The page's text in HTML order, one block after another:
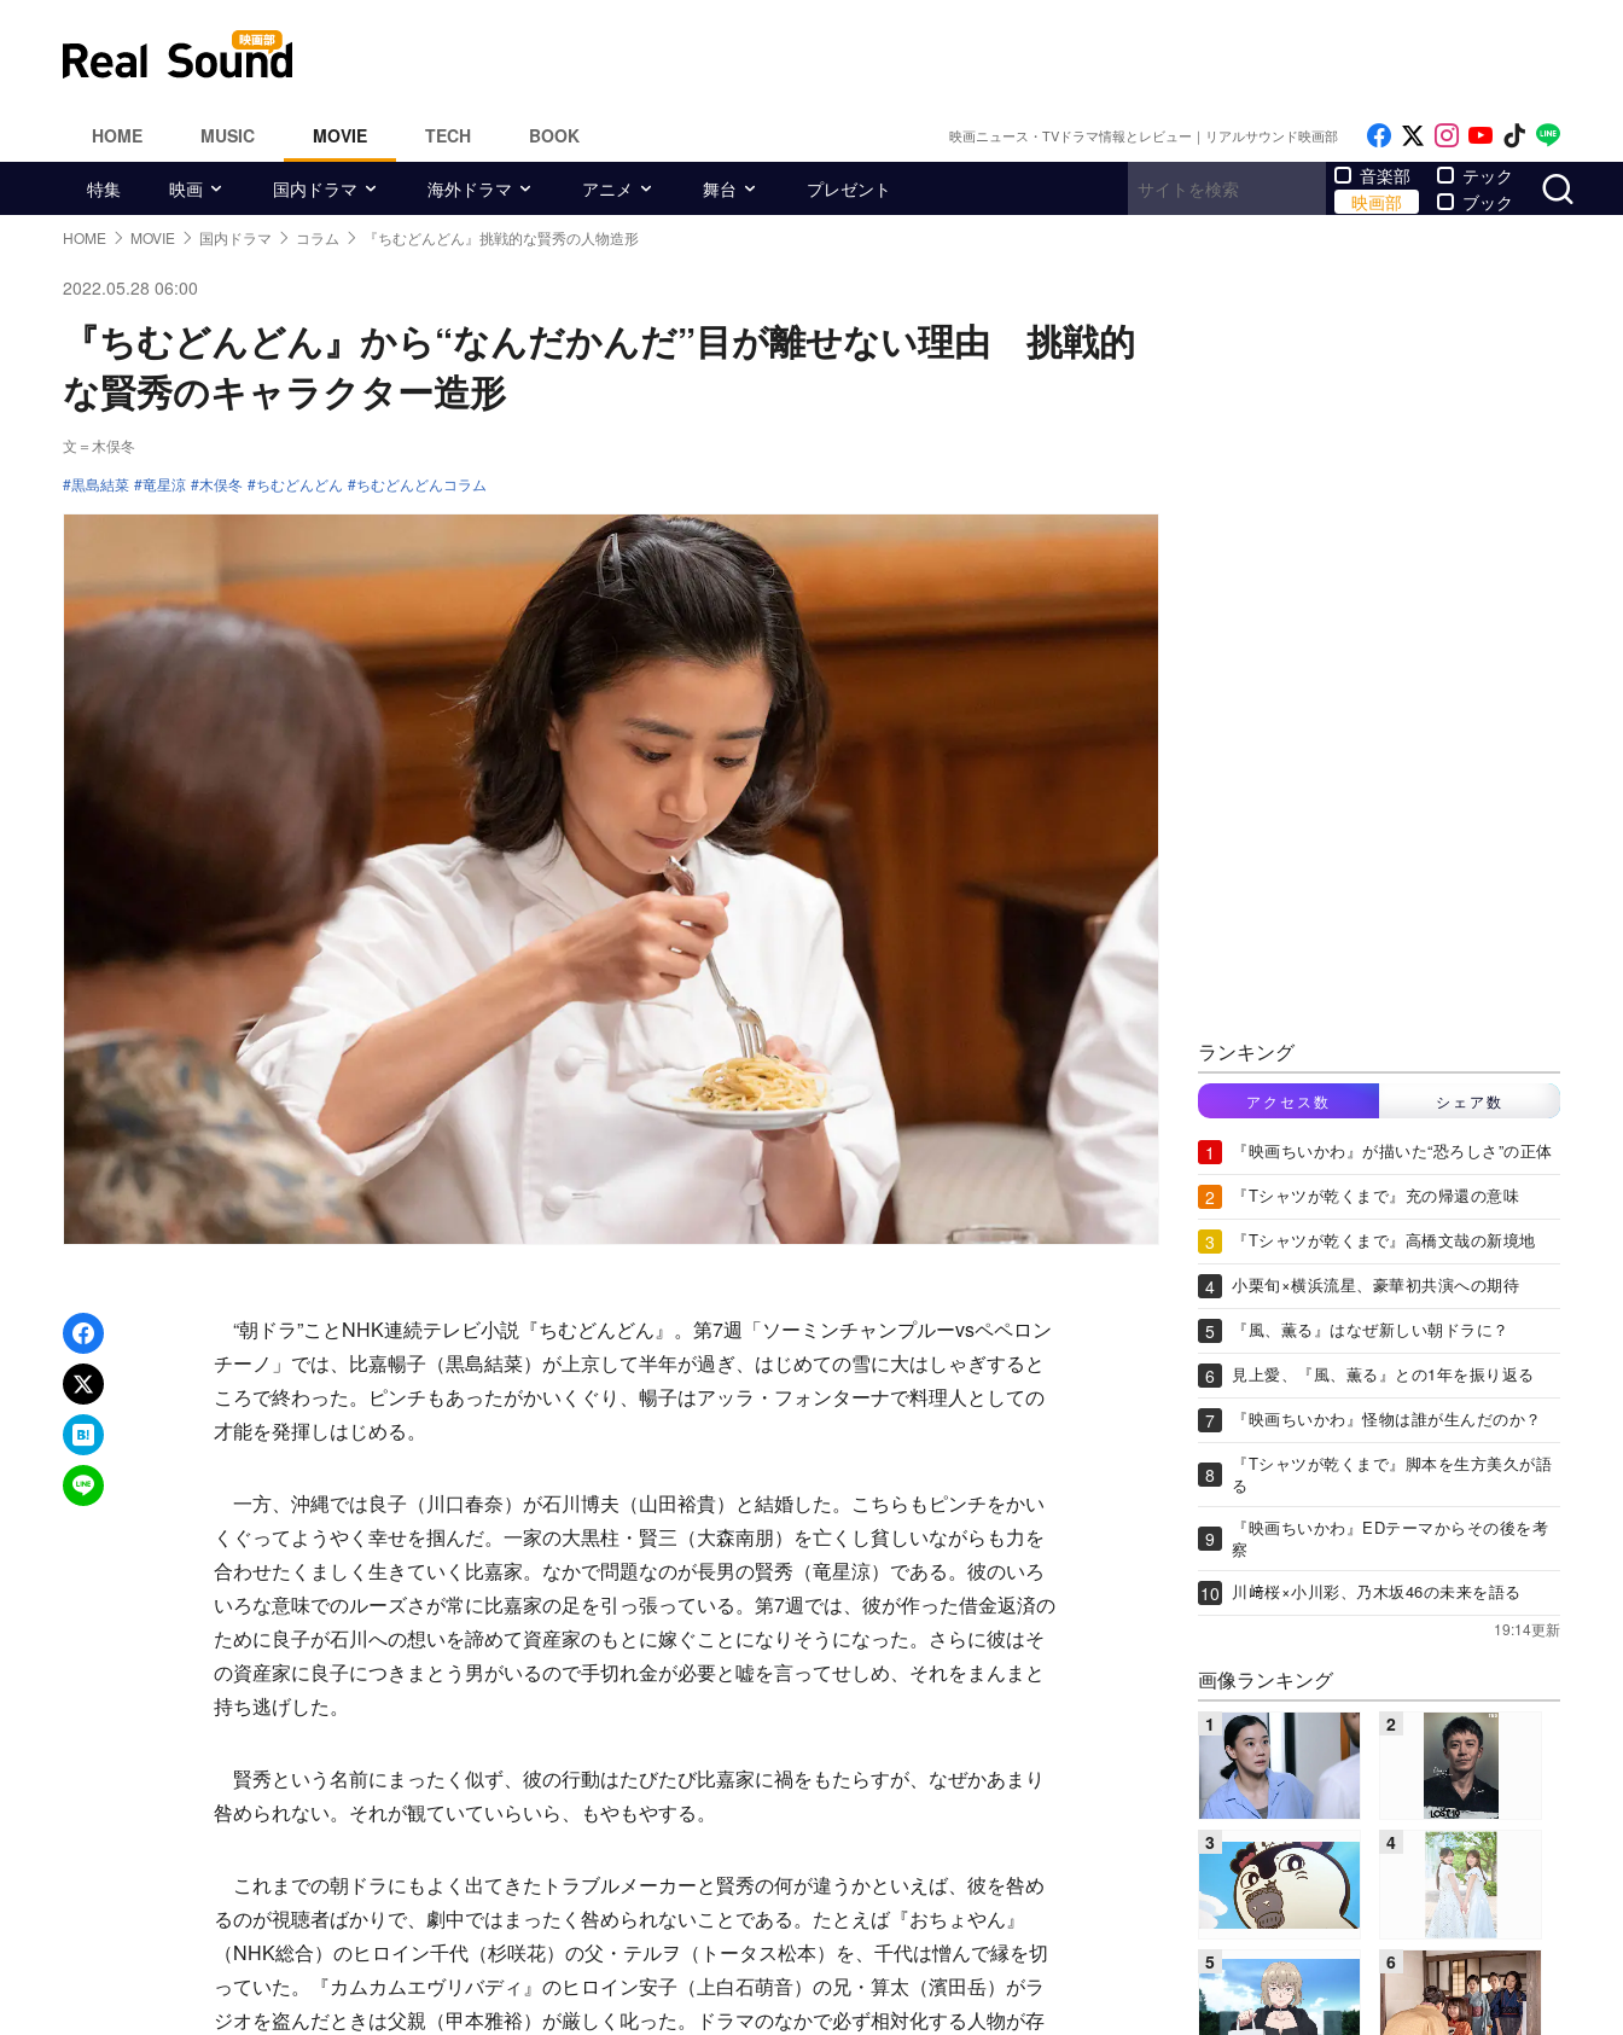
HOME MUSIC MOVIE TECH BOOK 映画ニュース・TVドラマ情報とレビュー｜リアルサウンド映画部 Like on Facebook
Follow on x
Follow on
Follow on
Follow
特集 映画 国内ドラマ 海外ドラマ アニメ 舞台 プレゼント
音楽部
映画部
テック
ブック
HOME MOVIE 国内ドラマ コラム 『ちむどんどん』挑戦的な賢秀の人物造形
2022.05.28 06:00
『ちむどんどん』から“なんだかんだ”目が離せない理由 挑戦的
な賢秀のキャラクター造形
文＝木俣冬
黒島結菜
竜星涼 木俣冬 ちむどんどん ちむどんどんコラム
Facebookでシェア
xでポスト
はてなブックマーク
LINEで送る
“朝ドラ”ことNHK連続テレビ小説『ちむどんどん』。第7週「ソーミンチャンプルーvsペペロン
チーノ」では、比嘉暢子（黒島結菜）が上京して半年が過ぎ、はじめての雪に大はしゃぎすると
ころで終わった。ピンチもあったがかいくぐり、暢子はアッラ・フォンターナで料理人としての
才能を発揮しはじめる。
一方、沖縄では良子（川口春奈）が石川博夫（山田裕貴）と結婚した。こちらもピンチをかい
くぐってようやく幸せを掴んだ。一家の大黒柱・賢三（大森南朋）を亡くし貧しいながらも力を
合わせたくましく生きていく比嘉家。なかで問題なのが長男の賢秀（竜星涼）である。彼のいろ
いろな意味でのルーズさが常に比嘉家の足を引っ張っている。第7週では、彼が作った借金返済の
ために良子が石川への想いを諦めて資産家のもとに嫁ぐことになりそうになった。さらに彼はそ
の資産家に良子につきまとう男がいるので手切れ金が必要と嘘を言ってせしめ、それをまんまと
持ち逃げした。
賢秀という名前にまったく似ず、彼の行動はたびたび比嘉家に禍をもたらすが、なぜかあまり
咎められない。それが観ていていらいら、もやもやする。
これまでの朝ドラにもよく出てきたトラブルメーカーと賢秀の何が違うかといえば、彼を咎め
るのが視聴者ばかりで、劇中ではまったく咎められないことである。たとえば『おちょやん』
（NHK総合）のヒロイン千代（杉咲花）の父・テルヲ（トータス松本）を、千代は憎んで縁を切
っていた。『カムカムエヴリバディ』のヒロイン安子（上白石萌音）の兄・算太（濱田岳）がラ
ジオを盗んだときは父親（甲本雅裕）が厳しく叱った。ドラマのなかで必ず相対化する人物が存
ランキング
アクセス数 シェア数
『映画ちいかわ』が描いた“恐ろしさ”の正体
『Tシャツが乾くまで』充の帰還の意味
『Tシャツが乾くまで』高橋文哉の新境地
小栗旬×横浜流星、豪華初共演への期待
『風、薫る』はなぜ新しい朝ドラに？
見上愛、『風、薫る』との1年を振り返る
『映画ちいかわ』怪物は誰が生んだのか？
『Tシャツが乾くまで』脚本を生方美久が語
る
『映画ちいかわ』EDテーマからその後を考
察
川﨑桜×小川彩、乃木坂46の未来を語る
19:14更新
画像ランキング